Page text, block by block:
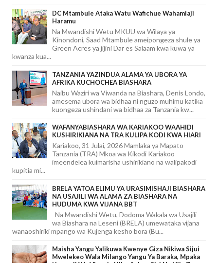
DC Mtambule Ataka Watu Wafichue Wahamiaji
Haramu
Na Mwandishi Wetu MKUU wa Wilaya ya
Kinondoni, Saad Mtambule ameipongeza shule ya
Green Acres ya jijini Dar es Salaam kwa kuwa ya
kwanza kua...
TANZANIA YAZINDUA ALAMA YA UBORA YA
AFRIKA KUCHOCHEA BIASHARA
Naibu Waziri wa Viwanda na Biashara, Denis Londo,
amesema ubora wa bidhaa ni nguzo muhimu katika
kuongeza ushindani wa bidhaa za Tanzania kw...
WAFANYABIASHARA WA KARIAKOO WAAHIDI
KUSHIRIKIANA NA TRA KULIPA KODI KWA HIARI
Kariakoo, 31 Julai, 2026 Mamlaka ya Mapato
Tanzania (TRA) Mkoa wa Kikodi Kariakoo
imeendelea kuimarisha ushirikiano na walipakodi
kupitia mi...
BRELA YATOA ELIMU YA URASIMISHAJI BIASHARA
NA USAJILI WA ALAMA ZA BIASHARA NA
HUDUMA KWA VIJANA BBT
Na Mwandishi Wetu, Dodoma Wakala wa Usajili
wa Biashara na Leseni (BRELA) umewataka vijana
wanaoshiriki mpango wa Kujenga kesho bora (Bu...
Maisha Yangu Yalikuwa Kwenye Giza Nikiwa Sijui
Mwelekeo Wala Milango Yangu Ya Baraka, Mpaka